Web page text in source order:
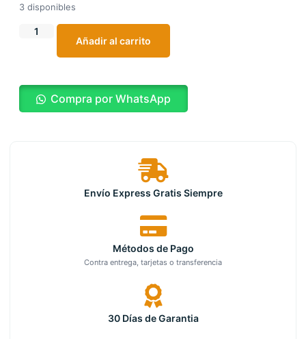
3 disponibles
Añadir al carrito
Compra por WhatsApp
Envío Express Gratis Siempre
Métodos de Pago
Contra entrega, tarjetas o transferencia
30 Días de Garantia